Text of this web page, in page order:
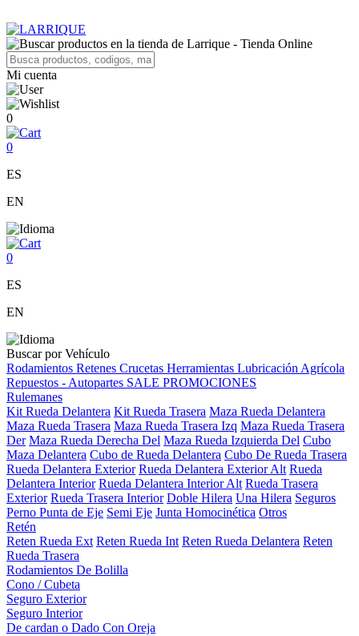
Mi cuenta
0
0
ES
EN
0
ES
EN
Buscar por Vehículo
Rodamientos Retenes Crucetas Herramientas Lubricación Agrícola
Repuestos - Autopartes SALE PROMOCIONES
Rulemanes
Kit Rueda Delantera Kit Rueda Trasera Maza Rueda Delantera
Maza Rueda Trasera Maza Rueda Trasera Izq Maza Rueda Trasera
Der Maza Rueda Derecha Del Maza Rueda Izquierda Del Cubo
Maza Delantera Cubo de Rueda Delantera Cubo De Rueda Trasera
Rueda Delantera Exterior Rueda Delantera Exterior Alt Rueda
Delantera Interior Rueda Delantera Interior Alt Rueda Trasera
Exterior Rueda Trasera Interior Doble Hilera Una Hilera Seguros
Perno Punta de Eje Semi Eje Junta Homocinética Otros
Retén
Reten Rueda Ext Reten Rueda Int Reten Rueda Delantera Reten
Rueda Trasera
Rodamientos De Bolilla
Cono / Cubeta
Seguro Exterior
Seguro Interior
De cardan o Dado Con Oreja